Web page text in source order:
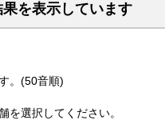
を表示しています
。(50音順)
を選択してください。